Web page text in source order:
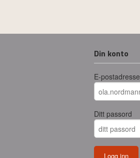
Din konto
E-postadresse
Ditt passord